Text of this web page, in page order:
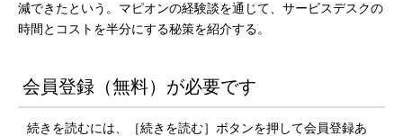
減できたという。マピオンの経験談を通じて、サービスデスクの
時間とコストを半分にする秘策を紹介する。
会員登録（無料）が必要です
続きを読むには、［続きを読む］ボタンを押して会員登録あ